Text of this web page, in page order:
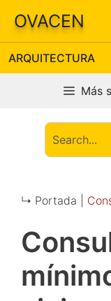
Saltar
contenido
OVACEN
ARQUITECTURA
Más
↳ Portada |